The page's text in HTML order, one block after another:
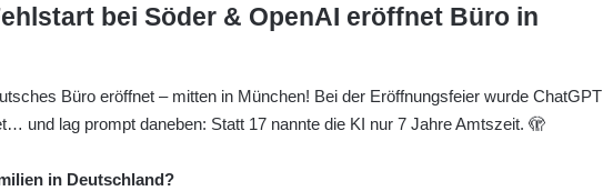
bei Söder & OpenAI eröffnet Büro in
Büro eröffnet – mitten in München! Bei der Eröffnungsfeier wurde ChatGPT
und lag prompt daneben: Statt 17 nannte die KI nur 7 Jahre Amtszeit. 🫣
in Deutschland?